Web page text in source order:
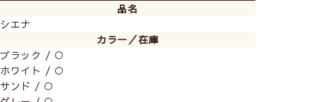
品名
シエナ
カラー／在庫
ブラック / ○
ホワイト / ○
サンド / ○